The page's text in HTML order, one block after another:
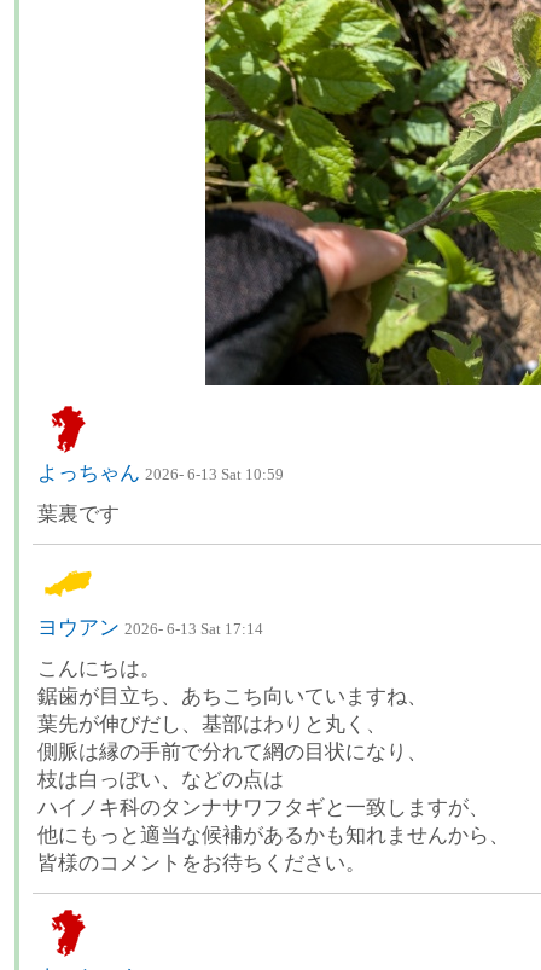
よっちゃん 2026- 6-13 Sat 10:59
葉裏です
ヨウアン 2026- 6-13 Sat 17:14
こんにちは。
鋸歯が目立ち、あちこち向いていますね、
葉先が伸びだし、基部はわりと丸く、
側脈は縁の手前で分れて網の目状になり、
枝は白っぽい、などの点は
ハイノキ科のタンナサワフタギと一致しますが、
他にもっと適当な候補があるかも知れませんから、
皆様のコメントをお待ちください。